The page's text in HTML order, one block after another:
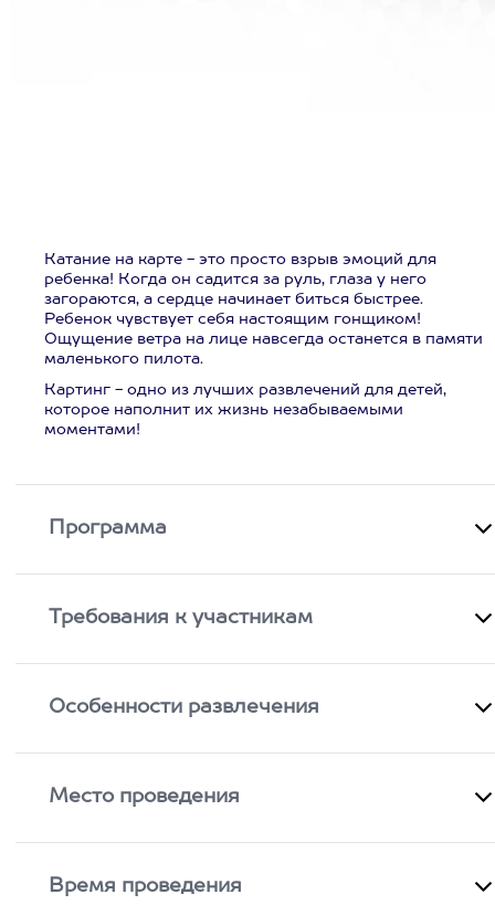
Катание на карте - это просто взрыв эмоций для
ребенка! Когда он садится за руль, глаза у него
загораются, а сердце начинает биться быстрее.
Ребенок чувствует себя настоящим гонщиком!
Ощущение ветра на лице навсегда останется в памяти
маленького пилота.
Картинг - одно из лучших развлечений для детей,
которое наполнит их жизнь незабываемыми
моментами!
Программа
Требования к участникам
Особенности развлечения
Место проведения
Время проведения